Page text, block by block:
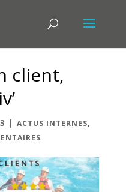
client,
| ACTUS INTERNES,